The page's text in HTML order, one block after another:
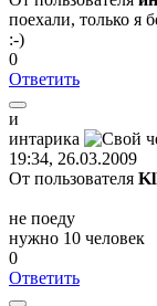
поехали, только я
:-)
0
Ответить
и
интарика
19:34, 26.03.2009
От пользователя
не поеду
нужно 10 человек
0
Ответить